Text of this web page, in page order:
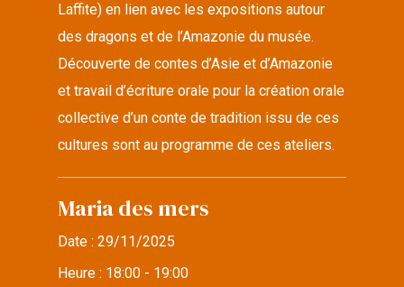
Laffite) en lien avec les expositions autour
des dragons et de l’Amazonie du musée.
Découverte de contes d’Asie et d’Amazonie
et travail d’écriture orale pour la création orale
collective d’un conte de tradition issu de ces
cultures sont au programme de ces ateliers.
Maria des mers
Date :29/11/2025
Heure : 18:00 - 19:00